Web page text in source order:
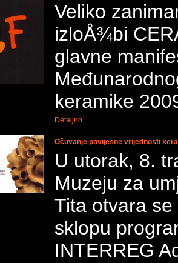
Veliko
izloÅ¾bi
glavne
keramike
Detaljno...
Očuvanje povijesne vrijednosti
U utorak, 8.
Muzeju za
Tita otvara
sklopu
INTERREG